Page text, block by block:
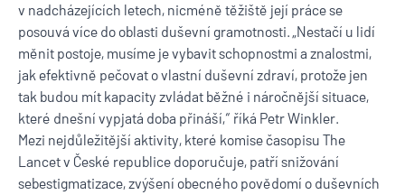
v nadcházejících letech, nicméně těžiště její práce se
posouvá více do oblasti duševní gramotnosti. „Nestačí u lidí
měnit postoje, musíme je vybavit schopnostmi a znalostmi,
jak efektivně pečovat o vlastní duševní zdraví, protože jen
tak budou mít kapacity zvládat běžné i náročnější situace,
které dnešní vypjatá doba přináší,“ říká Petr Winkler.
Mezi nejdůležitější aktivity, které komise časopisu The
Lancet v České republice doporučuje, patří snižování
sebestigmatizace, zvýšení obecného povědomí o duševních